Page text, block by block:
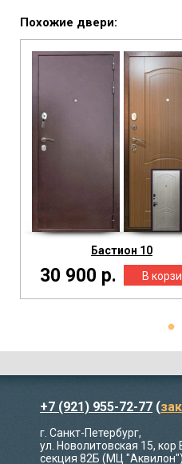
Похожие двери:
Бастион 10
30 900 р.
+7 (921) 955-72-77 (
г. Санкт-Петербург,
ул. Новолитовская 15, кор
секция 82Б (МЦ "Аквилон")